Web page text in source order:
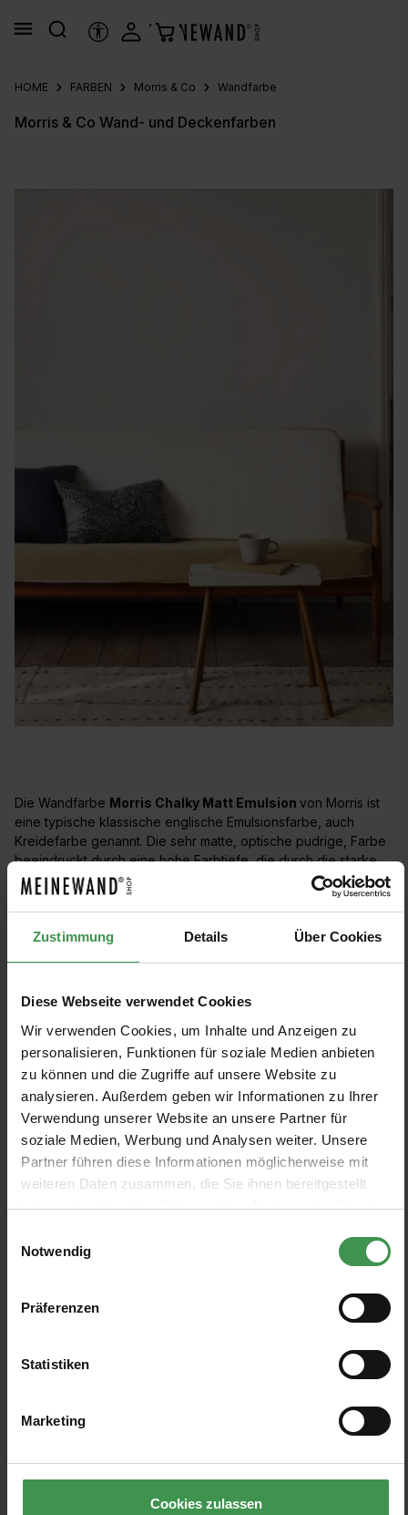
Zustimmung Details Über Cookies
Diese Webseite verwendet Cookies
Wir verwenden Cookies, um Inhalte und Anzeigen zu
personalisieren, Funktionen für soziale Medien anbieten
zu können und die Zugriffe auf unsere Website zu
analysieren. Außerdem geben wir Informationen zu Ihrer
Verwendung unserer Website an unsere Partner für
soziale Medien, Werbung und Analysen weiter. Unsere
Partner führen diese Informationen möglicherweise mit
weiteren Daten zusammen, die Sie ihnen bereitgestellt
haben oder die sie im Rahmen Ihrer Nutzung der Dienste
Notwendig
Präferenzen
Statistiken
Marketing
Cookies zulassen
springen
HILFSTOOLS
HOME FARBEN Morris & Co Wandfarbe
Morris & Co Wand- und Deckenfarben
Die Wandfarbe Morris Chalky Matt Emulsion von Morris ist
eine typische klassische englische Emulsionsfarbe, auch
Kreidefarbe genannt. Die sehr matte, optische pudrige, Farbe
beeindruckt durch eine hohe Farbtiefe, die durch die starke
Pigmentierung und den geringen Füllstoffanteil erreicht wird.
Die Farben sind optimal mit den Tapeten und Stoffen von
Morris & Co. kombinierbar und sind inspiriert durch William
PRODUKTE FILTERN
Keine Produkte gefunden.